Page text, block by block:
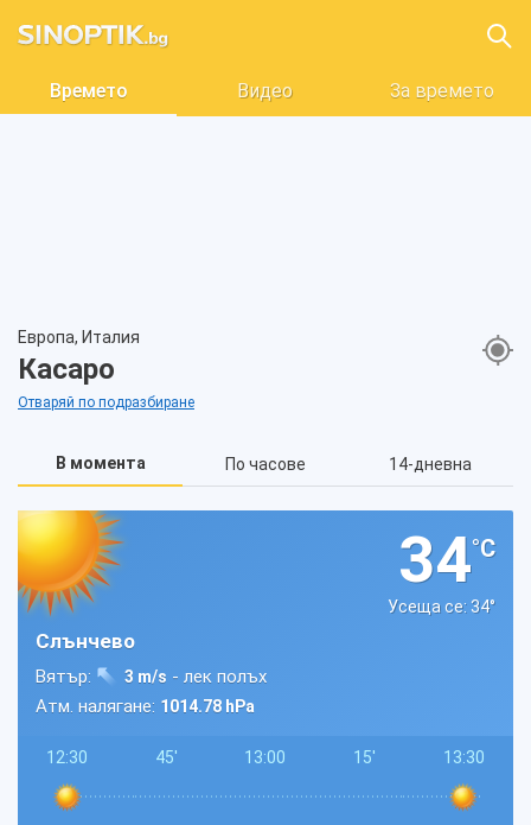
Времето Видео За времето
Европа, Италия
Касаро
Отваряй по подразбиране
В момента По часове 14-дневна
34°C
Усеща се: 34°
Слънчево
Вятър: 3 m/s - лек полъх
Атм. налягане: 1014.78 hPa
12:30 45' 13:00 15' 13:30